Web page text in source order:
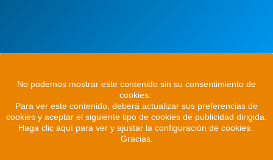
No podemos mostrar este contenido sin su consentimiento de
cookies.
Para ver este contenido, deberá actualizar sus preferencias de
cookies y aceptar el siguiente tipo de cookies de publicidad dirigida.
Haga clic aquí para ver y ajustar la configuración de cookies.
Gracias.